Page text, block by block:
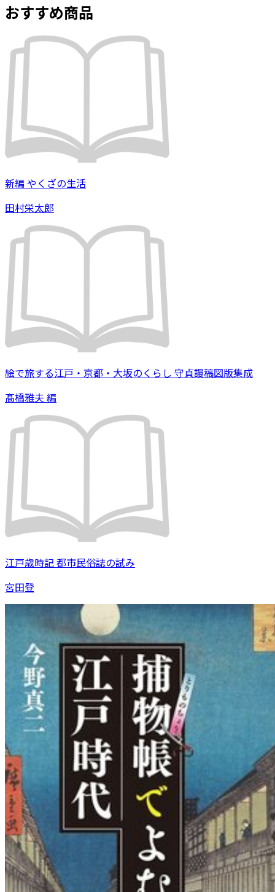
おすすめ商品
新編 やくざの生活
田村栄太郎
絵で旅する江戸・京都・大坂のくらし 守貞謾稿図版集成
髙橋雅夫 編
江戸歳時記 都市民俗誌の試み
宮田登